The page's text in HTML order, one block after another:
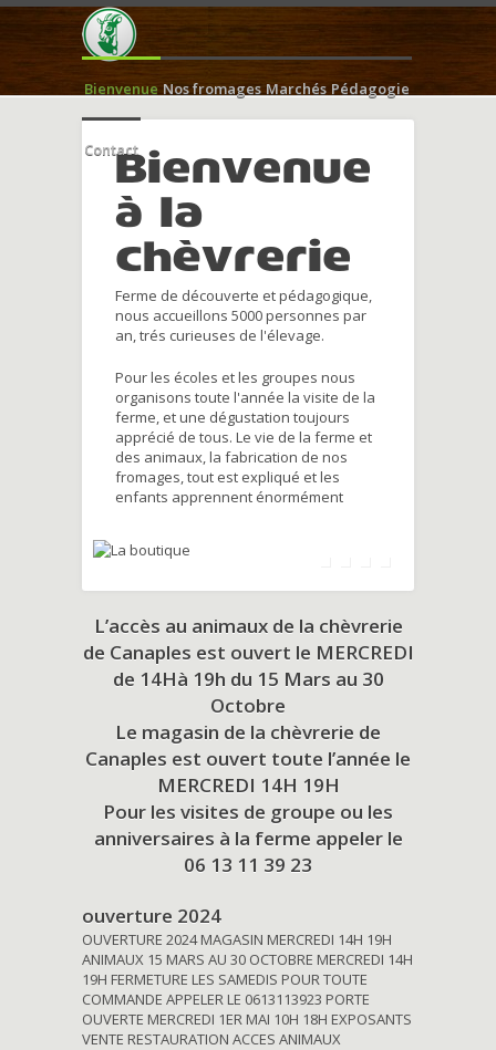
Bienvenue Nos fromages Marchés Pédagogie
ContactBienvenue
à la
chèvrerie
Ferme de découverte et pédagogique,
nous accueillons 5000 personnes par
an, trés curieuses de l'élevage.
Pour les écoles et les groupes nous
organisons toute l'année la visite de la
ferme, et une dégustation toujours
apprécié de tous. Le vie de la ferme et
des animaux, la fabrication de nos
fromages, tout est expliqué et les
enfants apprennent énormément
L’accès au animaux de la chèvrerie
de Canaples est ouvert le MERCREDI
de 14Hà 19h du 15 Mars au 30
Octobre
Le magasin de la chèvrerie de
Canaples est ouvert toute l’année le
MERCREDI 14H 19H
Pour les visites de groupe ou les
anniversaires à la ferme appeler le
06 13 11 39 23
ouverture 2024
OUVERTURE 2024 MAGASIN MERCREDI 14H 19H
ANIMAUX 15 MARS AU 30 OCTOBRE MERCREDI 14H
19H FERMETURE LES SAMEDIS POUR TOUTE
COMMANDE APPELER LE 0613113923 PORTE
OUVERTE MERCREDI 1ER MAI 10H 18H EXPOSANTS
VENTE RESTAURATION ACCES ANIMAUX